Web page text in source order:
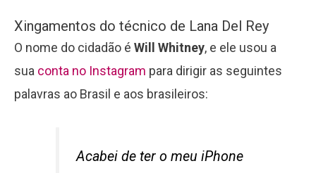
Xingamentos do técnico de Lana Del Rey
O nome do cidadão é Will Whitney, e ele usou a
sua conta no Instagram para dirigir as seguintes
palavras ao Brasil e aos brasileiros:
Acabei de ter o meu iPhone